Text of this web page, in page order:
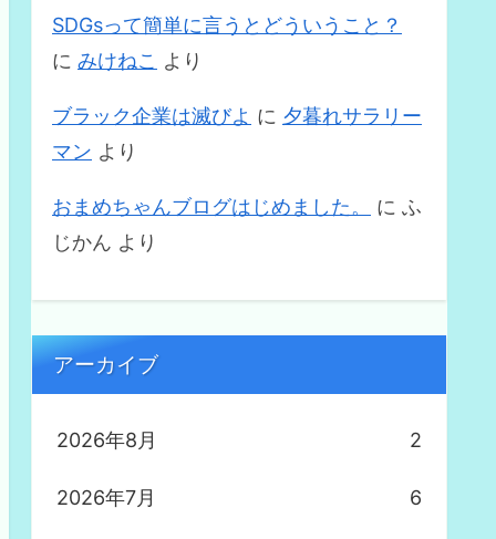
SDGsって簡単に言うとどういうこと？
に みけねこ より
ブラック企業は滅びよ に 夕暮れサラリー
マン より
おまめちゃんブログはじめました。 に ふ
じかん より
アーカイブ
2026年8月 2
2026年7月 6